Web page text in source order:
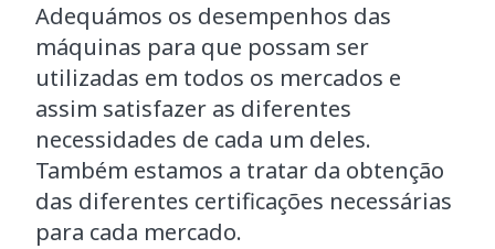
Adequámos os desempenhos das
máquinas para que possam ser
utilizadas em todos os mercados e
assim satisfazer as diferentes
necessidades de cada um deles.
Também estamos a tratar da obtenção
das diferentes certificações necessárias
para cada mercado.